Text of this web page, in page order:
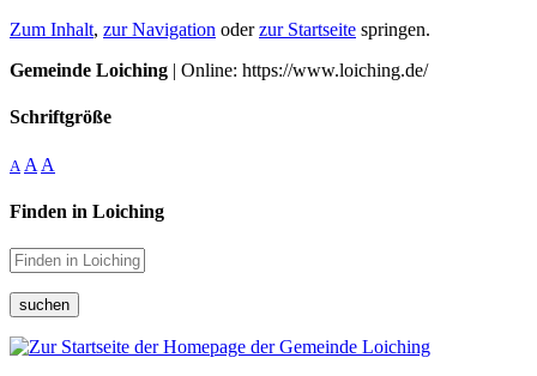
Zum Inhalt, zur Navigation oderzur Startseite springen.
Gemeinde Loiching | Online: https://www.loiching.de/
Schriftgröße
A A A
Finden in Loiching
suchen